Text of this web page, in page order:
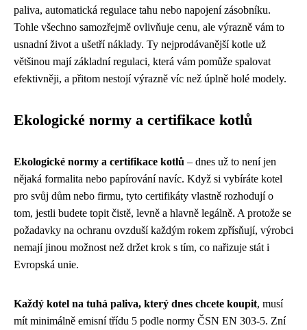
paliva, automatická regulace tahu nebo napojení zásobníku.
Tohle všechno samozřejmě ovlivňuje cenu, ale výrazně vám to
usnadní život a ušetří náklady. Ty nejprodávanější kotle už
většinou mají základní regulaci, která vám pomůže spalovat
efektivněji, a přitom nestojí výrazně víc než úplně holé modely.
Ekologické normy a certifikace kotlů
Ekologické normy a certifikace kotlů – dnes už to není jen
nějaká formalita nebo papírování navíc. Když si vybíráte kotel
pro svůj dům nebo firmu, tyto certifikáty vlastně rozhodují o
tom, jestli budete topit čistě, levně a hlavně legálně. A protože se
požadavky na ochranu ovzduší každým rokem zpřísňují, výrobci
nemají jinou možnost než držet krok s tím, co nařizuje stát i
Evropská unie.
Každý kotel na tuhá paliva, který dnes chcete koupit, musí
mít minimálně emisní třídu 5 podle normy ČSN EN 303-5. Zní